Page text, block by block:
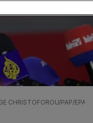
CHRISTOFOROU/PAP/EPA